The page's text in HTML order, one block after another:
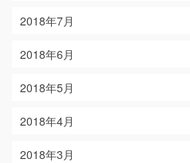
2018年7月
2018年6月
2018年5月
2018年4月
2018年3月